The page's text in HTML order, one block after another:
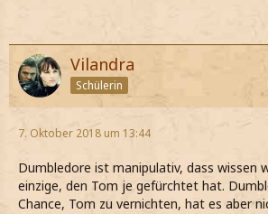
Vilandra
Schülerin
7. Oktober 2018 um 13:44
Dumbledore ist manipulativ, dass wissen
einzige, den Tom je gefürchtet hat.
Chance, Tom zu vernichten, hat es aber